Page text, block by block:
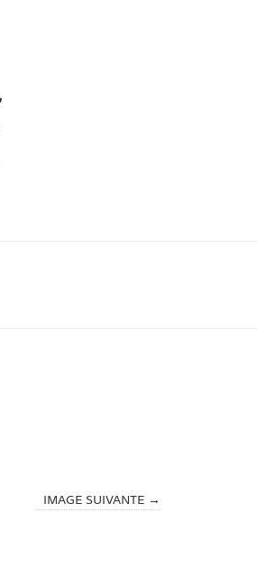
IMAGE SUIVANTE →